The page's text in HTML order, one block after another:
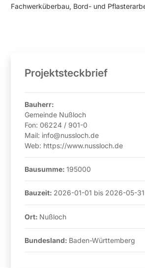
Fachwerküberbau, Bord- und
Projektsteckbrief
Bauherr:
Gemeinde Nußloch
Fon: 06224 / 901-0
Mail: info@nussloch.de
Web: https://www.nussloch.de
Bausumme:195000
Bauzeit: 2026-01-01 bis 2026-05-31
Ort: Nußloch
Bundesland: Baden-Württemberg